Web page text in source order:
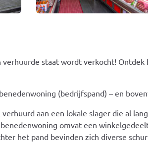
staat wordt verkocht! Ontdek
(bedrijfspand) – en
aan een lokale slager die al
omvat een
het pand bevinden zich diverse